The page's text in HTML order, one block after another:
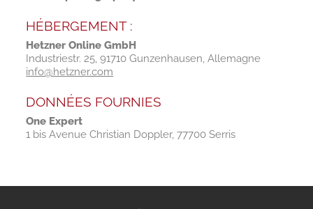
HÉBERGEMENT :
Hetzner Online GmbH
Industriestr. 25, 91710 Gunzenhausen, Allemagne
info@hetzner.com
DONNÉES FOURNIES
One Expert
1 bis Avenue Christian Doppler, 77700 Serris